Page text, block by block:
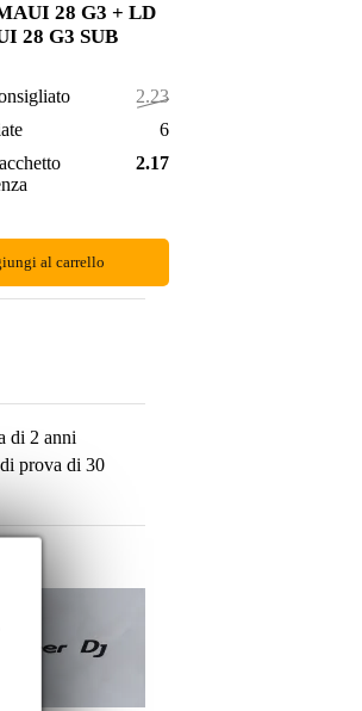
28 G3 + LD
28 G3 SUB
2.232,00 €
62,00 €
2.170,00 €
al carrello
di 2 anni
prova di 30